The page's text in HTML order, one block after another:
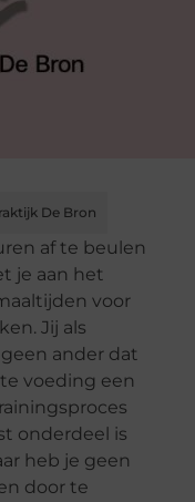
De Bron
af te beulen
je aan het
voor
Jij als
ander dat
voeding een
onderdeel is
heb je geen
door te